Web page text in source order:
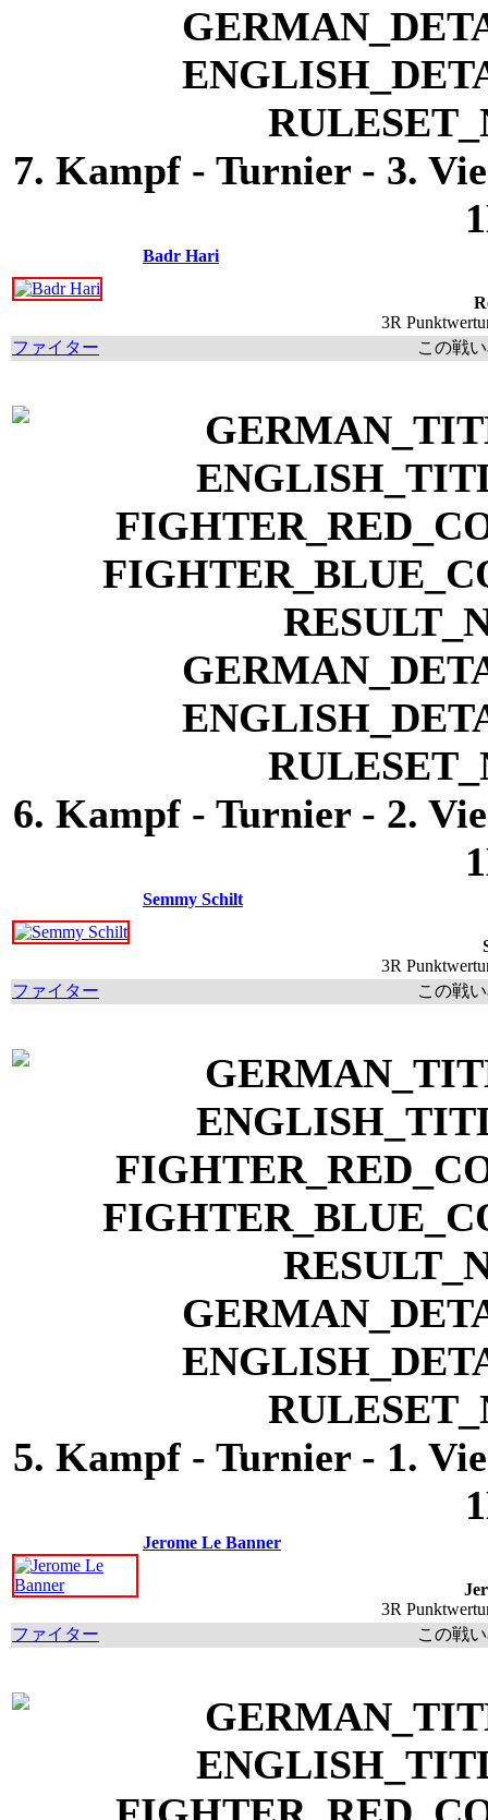
7. Kampf - Turnier - 3.
Badr Hari
3R
ファイター
この戦
6. Kampf - Turnier - 2.
Semmy Schilt
3R
ファイター
この戦
5. Kampf - Turnier - 1.
Jerome Le Banner
3R
ファイター
この戦